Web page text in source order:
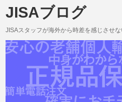
JISAブログ
JISAスタッフが海外から時差を感じさせ